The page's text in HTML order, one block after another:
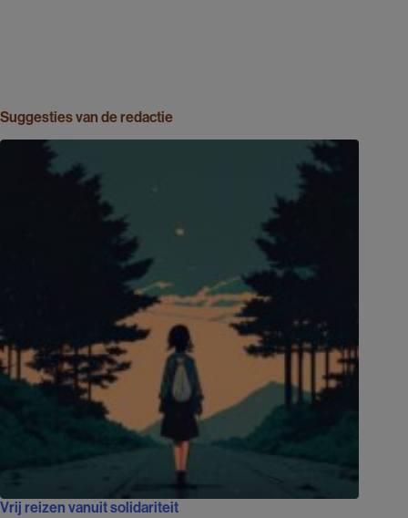
Suggesties van de redactie
Vrij reizen vanuit solidariteit